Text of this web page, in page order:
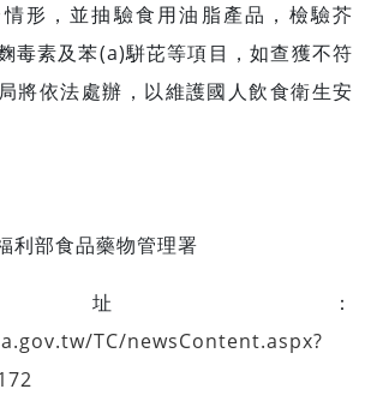
形，並抽驗食用油脂產品，檢驗芥
毒素及苯(a)駢芘等項目，如查獲不符
將依法處辦，以維護國人飲食衛生安
利部食品藥物管理署
址：
TC/newsContent.aspx?